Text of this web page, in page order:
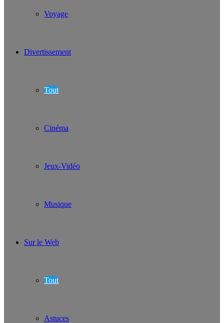
Voyage
Divertissement
Tout
Cinéma
Jeux-Vidéo
Musique
Sur le Web
Tout
Astuces